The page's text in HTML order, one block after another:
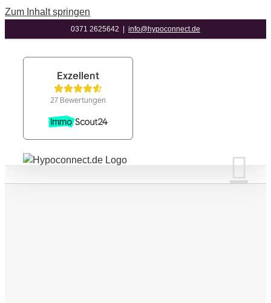
Zum Inhalt springen
0371 2625642 info@hypoconnect.de